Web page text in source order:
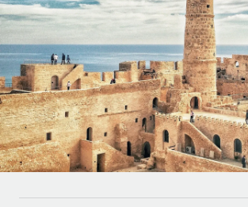
Auslagern von komplexen HR-Aufgaben
INFRASTRUKTUR
Remote Embedded
Nahtlose Integration der HR in
Plattform
Integrierte HR-Kernfunktionen für dein
Agile HR- und Payroll-Lösungen für
Mittelstand
Maßgeschneiderte HR-Lösungen, um
vergrößern
Enterprise
Globale HR für Konzerne und
Abwicklungsfristen für globale
LERNEN MIT REMOTE
Forschung und Leitfäden
Fallstudien
HR-Glossar
Español
Italiano
Português (Portugal)